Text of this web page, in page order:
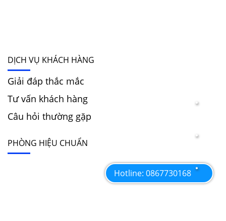
DỊCH VỤ KHÁCH HÀNG
Giải đáp thắc mắc
Tư vấn khách hàng
Câu hỏi thường gặp
PHÒNG HIỆU CHUẨN
Hotline: 0867730168